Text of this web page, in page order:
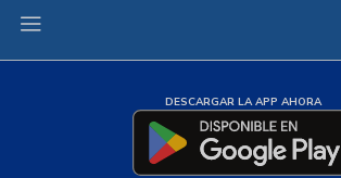
DESCARGAR LA APP AHORA